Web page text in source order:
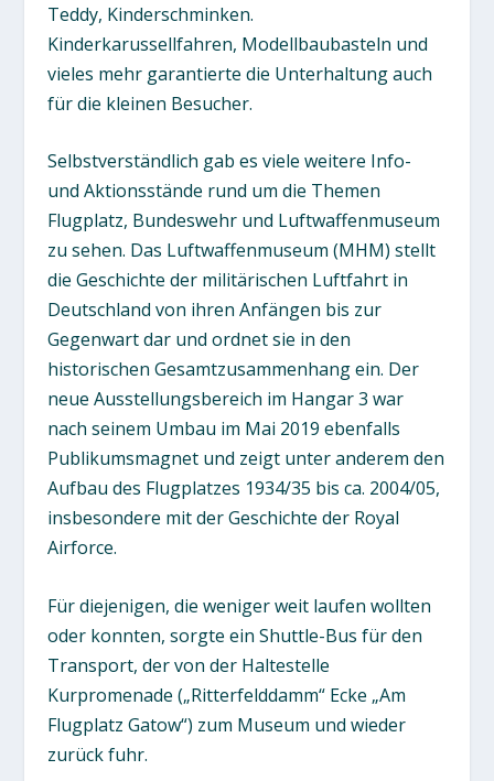
Teddy, Kinderschminken.
Kinderkarussellfahren, Modellbaubasteln und
vieles mehr garantierte die Unterhaltung auch
für die kleinen Besucher.
Selbstverständlich gab es viele weitere Info-
und Aktionsstände rund um die Themen
Flugplatz, Bundeswehr und Luftwaffenmuseum
zu sehen. Das Luftwaffenmuseum (MHM) stellt
die Geschichte der militärischen Luftfahrt in
Deutschland von ihren Anfängen bis zur
Gegenwart dar und ordnet sie in den
historischen Gesamtzusammenhang ein. Der
neue Ausstellungsbereich im Hangar 3 war
nach seinem Umbau im Mai 2019 ebenfalls
Publikumsmagnet und zeigt unter anderem den
Aufbau des Flugplatzes 1934/35 bis ca. 2004/05,
insbesondere mit der Geschichte der Royal
Airforce.
Für diejenigen, die weniger weit laufen wollten
oder konnten, sorgte ein Shuttle-Bus für den
Transport, der von der Haltestelle
Kurpromenade („Ritterfelddamm“ Ecke „Am
Flugplatz Gatow“) zum Museum und wieder
zurück fuhr.